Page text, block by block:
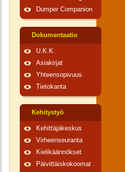
Dumper Companion
Dokumentaatio
U.K.K.
Asiakirjat
Yhteensopivuus
Tietokanta
Kehitystyö
Kehittäjäkeskus
Virheenseuranta
Kielikäännökset
Päivittäiskokoomat